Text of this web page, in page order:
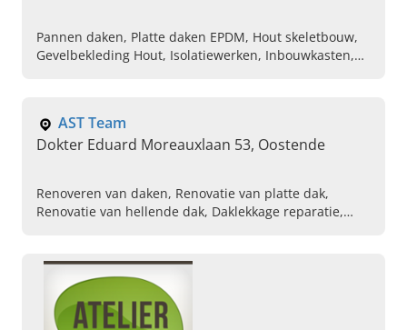
Pannen daken, Platte daken EPDM, Hout skeletbouw,
Gevelbekleding Hout, Isolatiewerken, Inbouwkasten,
AST Team
Dokter Eduard Moreauxlaan 53, Oostende
Renoveren van daken, Renovatie van platte dak,
Renovatie van hellende dak, Daklekkage reparatie,
leggen